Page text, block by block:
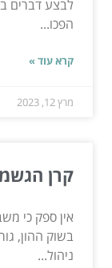
לבצע דברים
הפכו...
קרא עוד »
מרץ 12, 2023
קרן
אין ספק כי
בשוק ההון,
ניהול...